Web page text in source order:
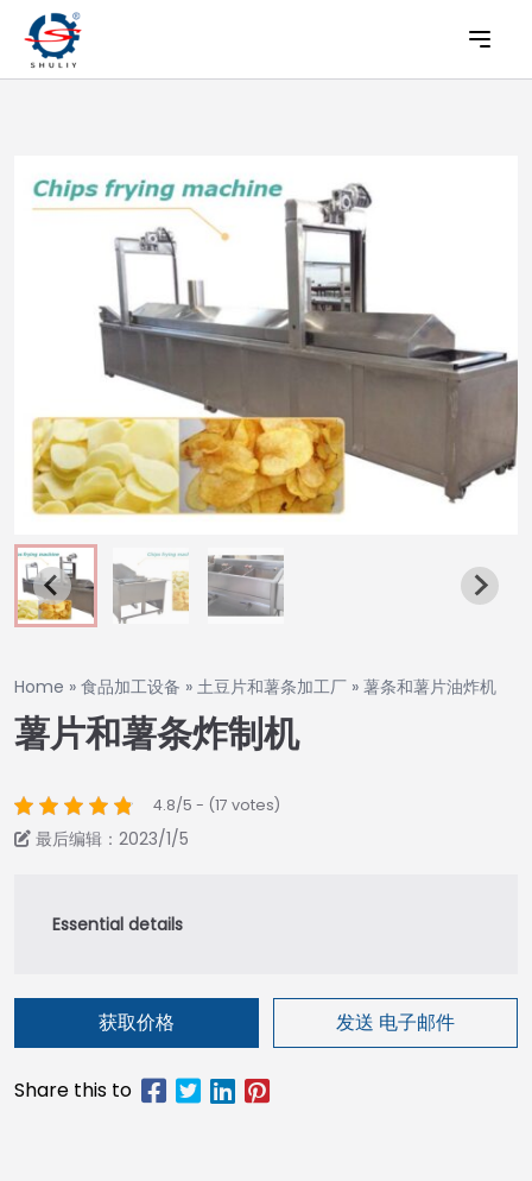
Home » 食品加工设备 » 土豆片和薯条加工厂 » 薯条和薯片油炸机
薯片和薯条炸制机
4.8/5 - (17 votes)
最后编辑：2023/1/5
获取价格 发送 电子邮件